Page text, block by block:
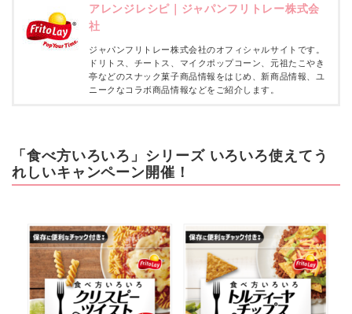
アレンジレシピ｜ジャパンフリトレー株式会
社
ジャパンフリトレー株式会社のオフィシャルサイトです。
ドリトス、チートス、マイクポップコーン、元祖たこやき
亭などのスナック菓子商品情報をはじめ、新商品情報、ユ
ニークなコラボ商品情報などをご紹介します。
「食べ方いろいろ」シリーズ いろいろ使えてう
れしいキャンペーン開催！